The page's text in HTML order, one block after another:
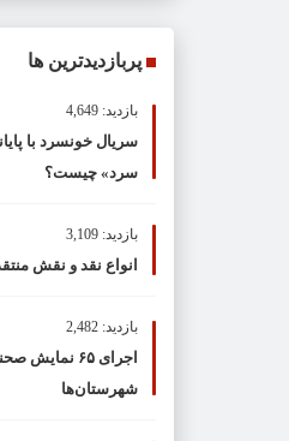
پربازدیدترین ها
بازدید: 4,649
سریال خونسرد با
سرد» چیست؟
بازدید: 3,109
انواع نقد و نقش
بازدید: 2,482
شهرستان‌ها